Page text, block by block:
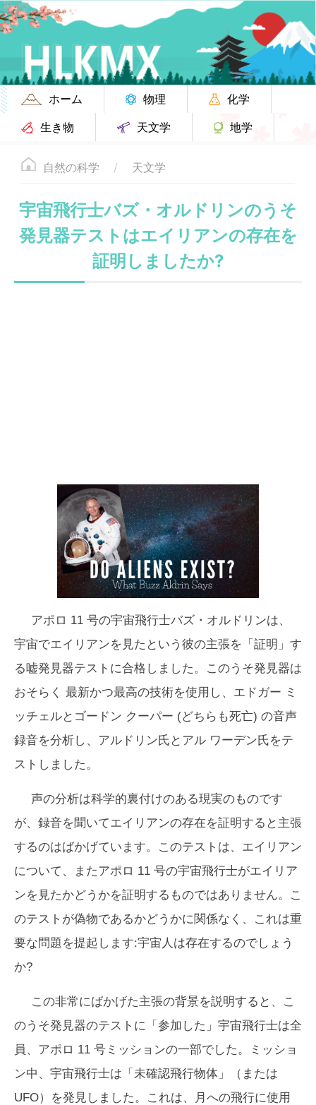
ホーム 物理
化学
生き物
天文学 地学
自然の科学 天文学
宇宙飛行士バズ・オルドリンのうそ
発見器テストはエイリアンの存在を
証明しましたか?
アポロ 11 号の宇宙飛行士バズ・オルドリンは、
宇宙でエイリアンを見たという彼の主張を「証明」す
る嘘発見器テストに合格しました。このうそ発見器は
おそらく 最新かつ最高の技術を使用し、エドガー ミ
ッチェルとゴードン クーパー (どちらも死亡) の音声
録音を分析し、アルドリン氏とアル ワーデン氏をテ
ストしました。
声の分析は科学的裏付けのある現実のものです
が、録音を聞いてエイリアンの存在を証明すると主張
するのはばかげています。このテストは、エイリアン
について、またアポロ 11 号の宇宙飛行士がエイリア
ンを見たかどうかを証明するものではありません。こ
のテストが偽物であるかどうかに関係なく、これは重
要な問題を提起します:宇宙人は存在するのでしょう
か?
この非常にばかげた主張の背景を説明すると、こ
のうそ発見器のテストに「参加した」宇宙飛行士は全
員、アポロ 11 号ミッションの一部でした。ミッショ
ン中、宇宙飛行士は「未確認飛行物体」（または
UFO）を発見しました。これは、月への飛行に使用